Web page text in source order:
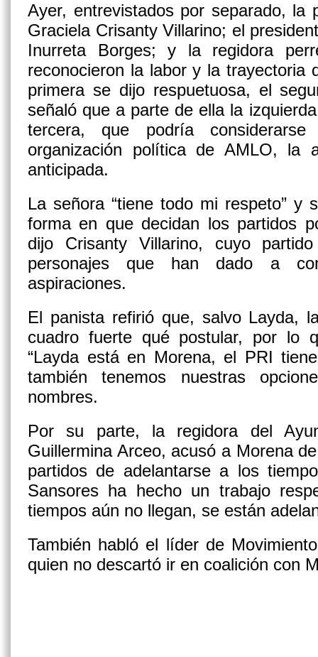
Ayer, entrevistados por separado, la
Graciela Crisanty Villarino; el
Inurreta Borges; y la regidora
reconocieron la labor y la trayectoria
primera se dijo respuetuosa, el
señaló que a parte de ella la
tercera, que podría
organización política de AMLO, la
anticipada.
La señora “tiene todo mi respeto” y
forma en que decidan los partidos
dijo Crisanty Villarino, cuyo
personajes que han dado a
aspiraciones.
El panista refirió que, salvo Layda,
cuadro fuerte qué postular, por lo
“Layda está en Morena, el PRI
también tenemos nuestras
nombres.
Por su parte, la regidora del
Guillermina Arceo, acusó a Morena
partidos de adelantarse a los
Sansores ha hecho un trabajo
tiempos aún no llegan, se están
También habló el líder de
quien no descartó ir en coalición con